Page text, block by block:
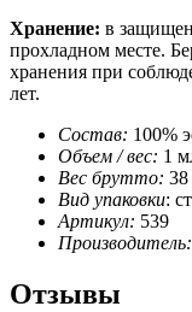
Хранение: в
прохладном месте.
хранения при
лет.
Состав: 100%
Объем / вес: 1
Вес брутто: 38
Вид упаковки:
Артикул: 539
Производитель:
Отзывы